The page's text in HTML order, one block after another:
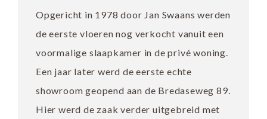
Opgericht in 1978 door Jan Swaans werden
de eerste vloeren nog verkocht vanuit een
voormalige slaapkamer in de privé woning.
Een jaar later werd de eerste echte
showroom geopend aan de Bredaseweg 89.
Hier werd de zaak verder uitgebreid met